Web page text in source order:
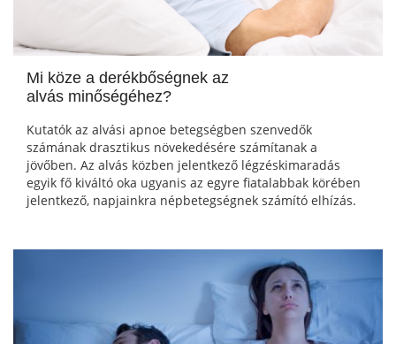
Mi köze a derékbőségnek az
alvás minőségéhez?
Kutatók az alvási apnoe betegségben szenvedők
számának drasztikus növekedésére számítanak a
jövőben. Az alvás közben jelentkező légzéskimaradás
egyik fő kiváltó oka ugyanis az egyre fiatalabbak körében
jelentkező, napjainkra népbetegségnek számító elhízás.